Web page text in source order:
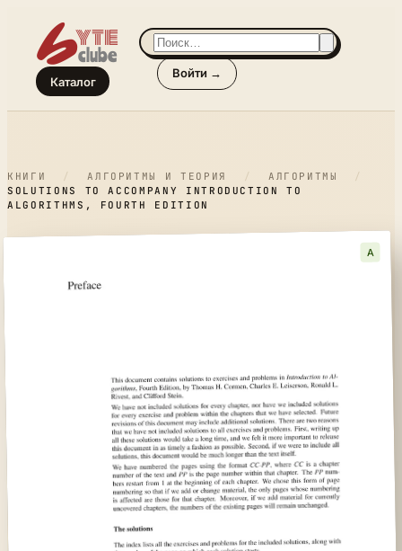
Каталог
Войти →
КНИГИ / АЛГОРИТМЫ И ТЕОРИЯ / АЛГОРИТМЫ
/
SOLUTIONS TO ACCOMPANY INTRODUCTION TO
ALGORITHMS, FOURTH EDITION
A